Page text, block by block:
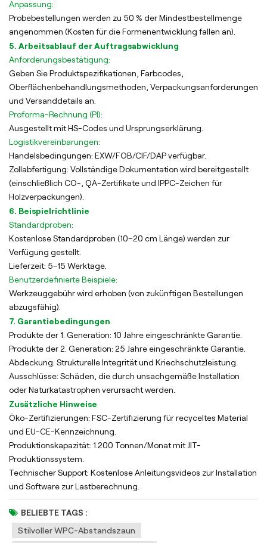
Anpassung:
Probebestellungen werden zu 50 % der Mindestbestellmenge
angenommen (Kosten für die Formenentwicklung fallen an).
5. Arbeitsablauf der Auftragsabwicklung
Anforderungsbestätigung:
Geben Sie Produktspezifikationen, Farbcodes,
Oberflächenbehandlungsmethoden, Verpackungsanforderungen
und Versanddetails an.
Proforma-Rechnung (PI):
Ausgestellt mit HS-Codes und Ursprungserklärung.
Logistikvereinbarungen:
Handelsbedingungen: EXW/FOB/CIF/DAP verfügbar.
Zollabfertigung: Vollständige Dokumentation wird bereitgestellt
(einschließlich CO-, QA-Zertifikate und IPPC-Zeichen für
Holzverpackungen).
6. Beispielrichtlinie
Standardproben:
Kostenlose Standardproben (10–20 cm Länge) werden zur
Verfügung gestellt.
Lieferzeit: 5–15 Werktage.
Benutzerdefinierte Beispiele:
Werkzeuggebühr wird erhoben (von zukünftigen Bestellungen
abzugsfähig).
7. Garantiebedingungen
Produkte der 1. Generation: 10 Jahre eingeschränkte Garantie.
Produkte der 2. Generation: 25 Jahre eingeschränkte Garantie.
Abdeckung: Strukturelle Integrität und Kriechschutzleistung.
Ausschlüsse: Schäden, die durch unsachgemäße Installation
oder Naturkatastrophen verursacht werden.
Zusätzliche Hinweise
Öko-Zertifizierungen: FSC-Zertifizierung für recyceltes Material
und EU-CE-Kennzeichnung.
Produktionskapazität: 1.200 Tonnen/Monat mit JIT-
Produktionssystem.
Technischer Support: Kostenlose Anleitungsvideos zur Installation
und Software zur Lastberechnung.
BELIEBTE TAGS :
Stilvoller WPC-Abstandszaun